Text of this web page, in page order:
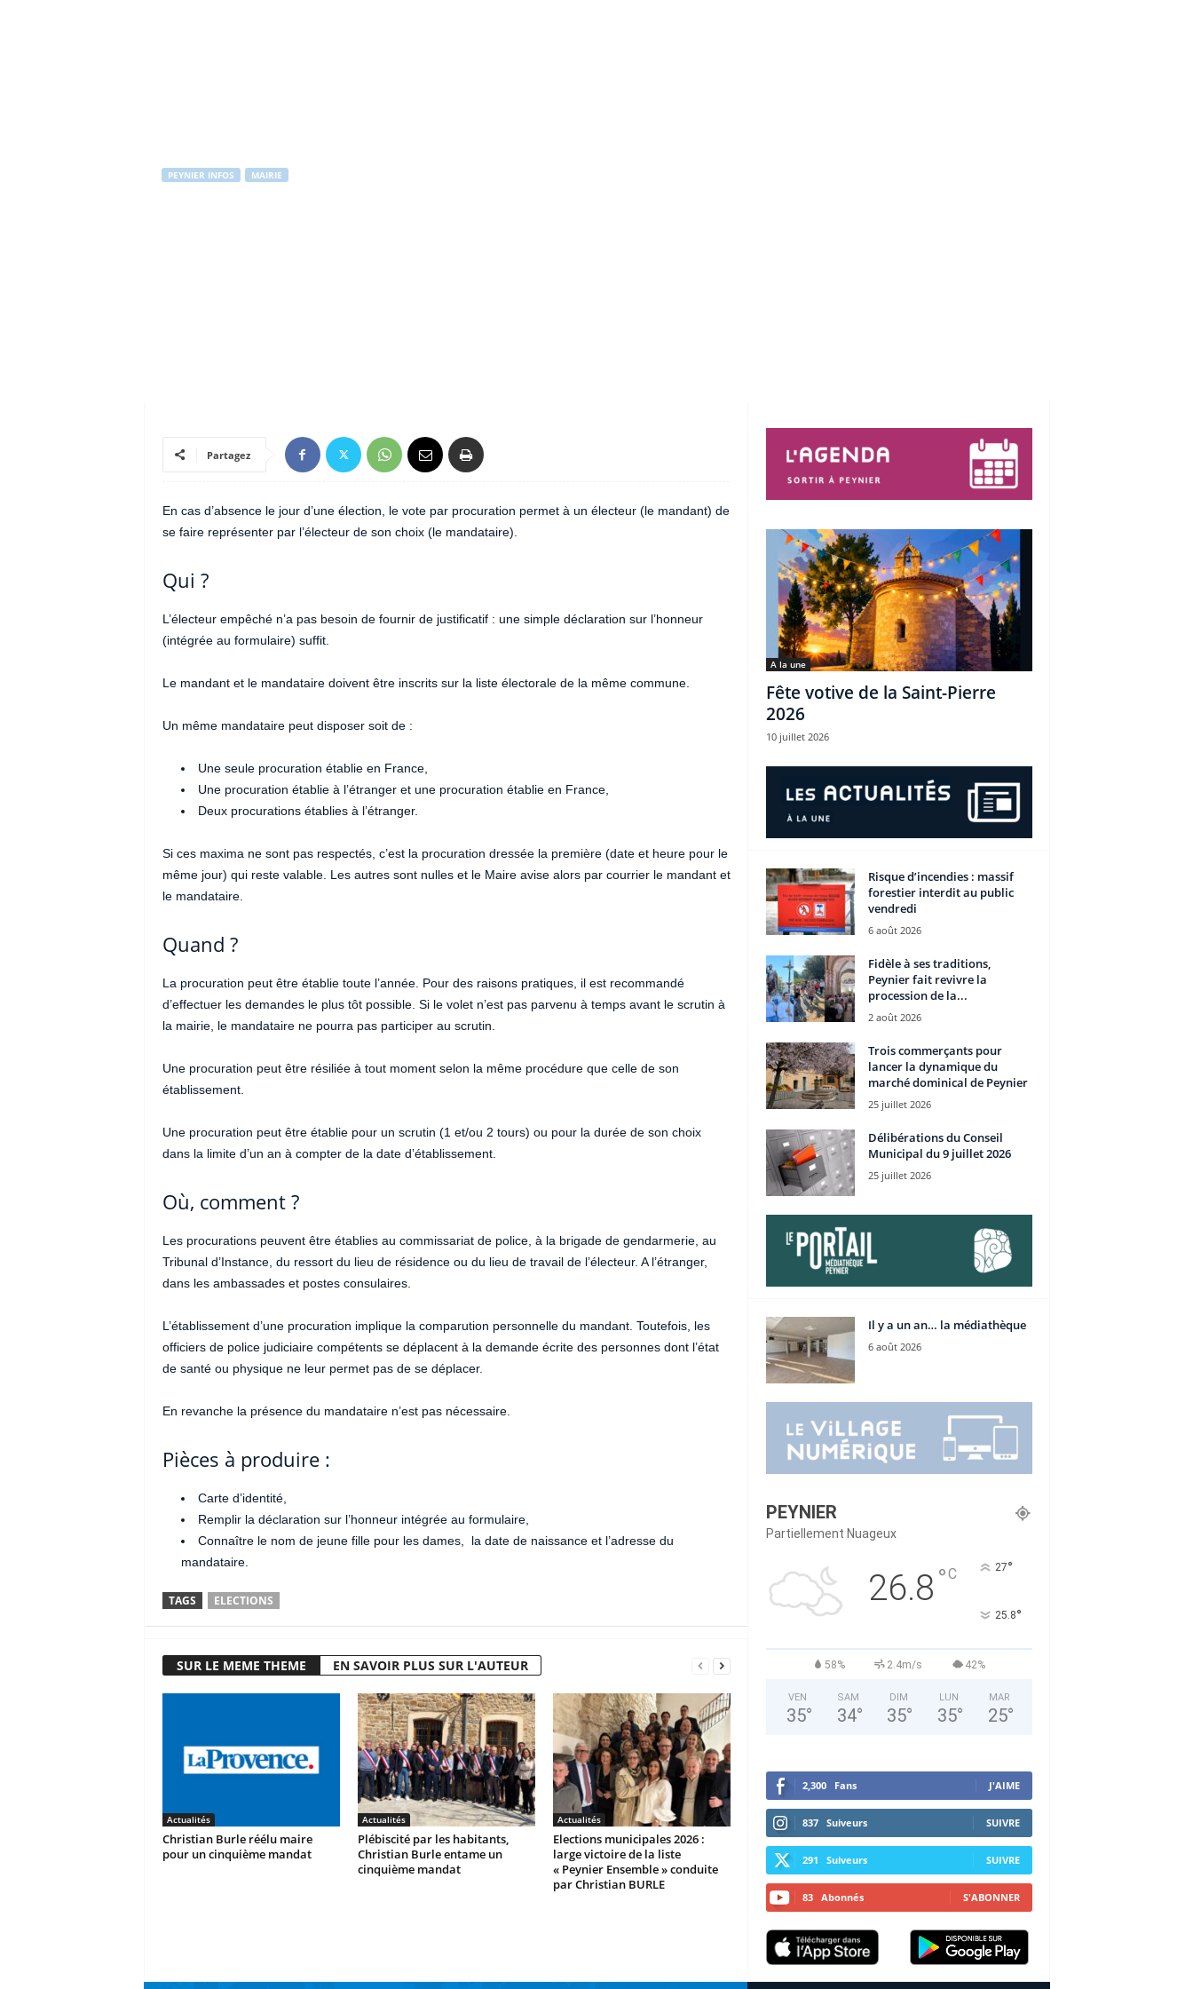
PEYNIER INFOS MAIRIE
Partagez
En cas d’absence le jour d’une élection, le vote par procuration permet à un électeur (le mandant) de
se faire représenter par l’électeur de son choix (le mandataire).
Qui ?
L’électeur empêché n’a pas besoin de fournir de justificatif : une simple déclaration sur l’honneur
(intégrée au formulaire) suffit.
Le mandant et le mandataire doivent être inscrits sur la liste électorale de la même commune.
Un même mandataire peut disposer soit de :
Une seule procuration établie en France,
Une procuration établie à l’étranger et une procuration établie en France,
Deux procurations établies à l’étranger.
Si ces maxima ne sont pas respectés, c’est la procuration dressée la première (date et heure pour le
même jour) qui reste valable. Les autres sont nulles et le Maire avise alors par courrier le mandant et
le mandataire.
Quand ?
La procuration peut être établie toute l’année. Pour des raisons pratiques, il est recommandé
d’effectuer les demandes le plus tôt possible. Si le volet n’est pas parvenu à temps avant le scrutin à
la mairie, le mandataire ne pourra pas participer au scrutin.
Une procuration peut être résiliée à tout moment selon la même procédure que celle de son
établissement.
Une procuration peut être établie pour un scrutin (1 et/ou 2 tours) ou pour la durée de son choix
dans la limite d’un an à compter de la date d’établissement.
Où, comment ?
Les procurations peuvent être établies au commissariat de police, à la brigade de gendarmerie, au
Tribunal d’Instance, du ressort du lieu de résidence ou du lieu de travail de l’électeur. A l’étranger,
dans les ambassades et postes consulaires.
L’établissement d’une procuration implique la comparution personnelle du mandant. Toutefois, les
officiers de police judiciaire compétents se déplacent à la demande écrite des personnes dont l’état
de santé ou physique ne leur permet pas de se déplacer.
En revanche la présence du mandataire n’est pas nécessaire.
Pièces à produire :
Carte d’identité,
Remplir la déclaration sur l’honneur intégrée au formulaire,
Connaître le nom de jeune fille pour les dames, la date de naissance et l’adresse du
mandataire.
TAGS ELECTIONS
SUR LE MEME THEME EN SAVOIR PLUS SUR L'AUTEUR
Actualités
Christian Burle réélu maire
pour un cinquième mandat
Actualités
Plébiscité par les habitants,
Christian Burle entame un
cinquième mandat
Actualités
Elections municipales 2026 :
large victoire de la liste
« Peynier Ensemble » conduite
par Christian BURLE
A la une
Fête votive de la Saint-Pierre
2026
10 juillet 2026
Risque d’incendies : massif
forestier interdit au public
vendredi
6 août 2026
Fidèle à ses traditions,
Peynier fait revivre la
procession de la...
2 août 2026
Trois commerçants pour
lancer la dynamique du
marché dominical de Peynier
25 juillet 2026
Délibérations du Conseil
Municipal du 9 juillet 2026
25 juillet 2026
Il y a un an… la médiathèque
6 août 2026
PEYNIER
Partiellement Nuageux
26.8 °C 27°
25.8°
58% 2.4m/s 42%
VEN
35°
SAM
34°
DIM
35°
LUN
35°
MAR
25°
2,300 Fans J'AIME
837 Suiveurs SUIVRE
291 Suiveurs SUIVRE
83 Abonnés S'ABONNER